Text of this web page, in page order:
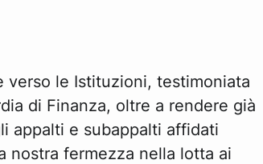
verso le Istituzioni, testimoniata
di Finanza, oltre a rendere già
appalti e subappalti affidati
nostra fermezza nella lotta ai